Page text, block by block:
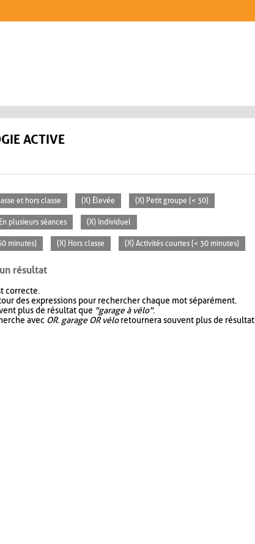
ACTIVE
et hors classe (X) Élevée (X) Petit groupe (< 30)
plusieurs séances (X) Individuel
minutes) (X) Hors classe (X) Activités courtes (< 30 minutes)
résultat
correcte.
des expressions pour rechercher chaque mot séparément.
plus de résultat que "garage à vélo".
avec OR. garage OR véloretournera souvent plus de résultat